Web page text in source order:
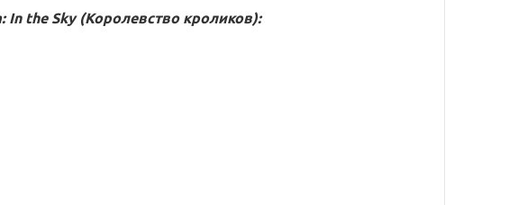
In the Sky (Королевство кроликов):